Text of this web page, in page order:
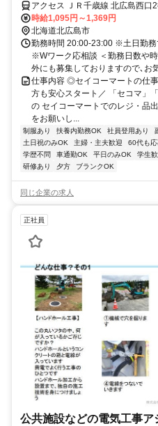
アクセス ＪＲ千歳線 北広島西口
約91分、ＪＲ千歳線 恵み野西口
時給1,095円～1,369円
北海道北広島市
勤務時間 20:00-23:00 ※土日勤
※Wワーク応相談 ＜勤務日数や
外にも募集しておりますので､お
仕事内容 ◎セイコーマートの仕
方も安心スタート／ 「セコマ」
の セイコーマートでのレジ・品
をお願いし...
制服あり 扶養内勤務OK 社員登用あり
土日祝のみOK
主婦・主夫歓迎 60代も応
学歴不問
車通勤OK 平日のみOK 学生
研修あり
夕方 ブランクOK
同じ企業の求人
正社員
公共施設などの電気工事ア